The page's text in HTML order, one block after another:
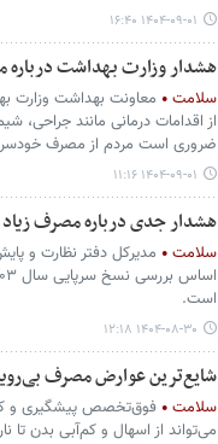
۱۴۰۴-۰۹-۰۱ ۱۶:۴۰
هشدار وزارت بهداشت درباره
سلامت
معاونت بهداشت وزارت
از اقدامات درمانی مانند جراحی،
ضروری است مردم از مصرف
۱۴۰۴-۰۹-۰۱ ۱۱:۱۶
هشدار جدی درباره مصرف
سلامت
مدیرکل دفتر نظارت و
است.
۱۴۰۴-۰۸-۳۰ ۱۲:۱۸
شایع‌ترین عوارض مصرف
سلامت
فوق‌تخصص پیشگیری و
می‌تواند از اسهال و کم‌آبی بدن تا